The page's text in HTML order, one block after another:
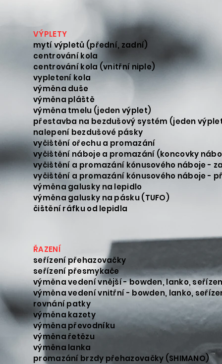
mytí výpletů
centrování kola
výměna
výměna tmelu
přestavba na bezdušový
nalepení
vyčištění ořechu
vyčištění náboje a
vyčištění a promazání
vyčištění a promazání
výměna
výměna galusky
čištění ráfku
seřízení
seřízení
výměna vedení vnější -
výměna vedení vnitřní -
rovnání
výměna kazety
výměna převodníku
výměna řetězu
výměna lanka
promazání brzdy přehazovačky (SHIMANO)